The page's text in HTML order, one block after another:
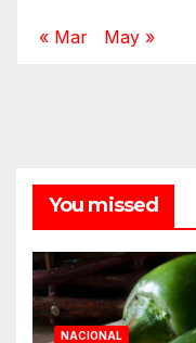
« Mar May »
You missed
NACIONAL